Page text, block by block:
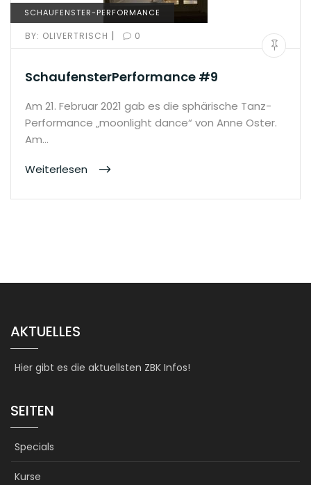
SCHAUFENSTER-PERFORMANCE
BY: OLIVERTRISCH | 0
SchaufensterPerformance #9
Am 21. Februar 2021 gab es die sphärische Tanz-
Performance „moonlight dance“ von Anne Oster.
Am…
Weiterlesen
AKTUELLES
Hier gibt es die aktuellsten ZBK Infos!
SEITEN
Specials
Kurse